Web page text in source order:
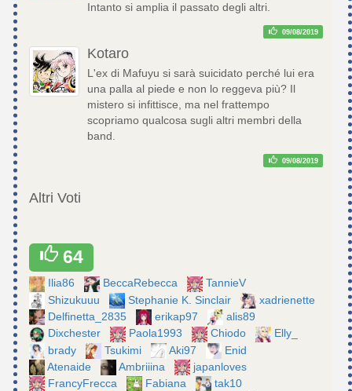
Intanto si amplia il passato degli altri.
09/08/2019
Kotaro
L'ex di Mafuyu si sarà suicidato perché lui era
una palla al piede e non lo reggeva più? Il
mistero si infittisce, ma nel frattempo
scopriamo qualcosa sugli altri membri della
band.
09/08/2019
Altri Voti
64
Ilia86 BeccaRebecca
TannieV
Shizukuuu
Stephanie K. Sinclair
xadrienette
Delfinetta_2835
erikap97
alis89
Dixchester
Paola1993 Chiodo
Elly_
brady
Tsukimi Aki97
Enid
Atenaide
Ambriiina
japanloves
FrancyFrecca
Fabiana
tak10